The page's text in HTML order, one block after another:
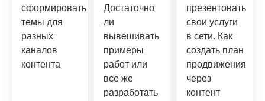
сформировать
темы для
разных
каналов
контента
Достаточно
ли
вывешивать
примеры
работ или
все же
разработать
презентовать
свои услуги
в сети. Как
создать план
продвижения
через
контент